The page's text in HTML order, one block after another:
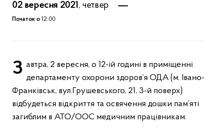
02 вересня 2021, четвер
Початок о 12:00
Завтра, 2 вересня, о 12-ій годині в приміщенні департаменту охорони здоров’я ОДА (м. Івано-
Франківськ, вул.Грушевського, 21, 3-й поверх)
відбудеться відкриття та освячення дошки пам’яті
загиблим в АТО/ООС медичним працівникам.